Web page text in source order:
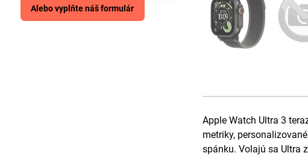
Apple Watch Ultra 3
metriky,
spánku. Volajú sa Ultra
Alebo vyplňte náš formulár